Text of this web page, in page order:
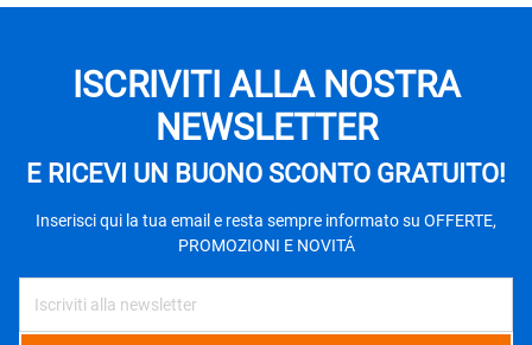
ISCRIVITI ALLA NOSTRA
NEWSLETTER
E RICEVI UN BUONO SCONTO GRATUITO!
Inserisci qui la tua email e resta sempre informato su OFFERTE,
PROMOZIONI E NOVITÁ